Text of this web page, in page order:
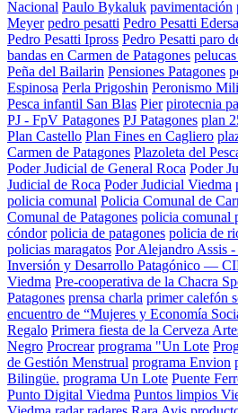
Nacional Paulo Bykaluk pavimentación
Meyer pedro pesatti Pedro Pesatti Edersa
Pedro Pesatti Ipross Pedro Pesatti paro
bandas en Carmen de Patagones
Peña del Bailarin Pensiones Patagones
Espinosa Perla Prigoshin Peronismo
Pesca infantil San Blas Pier pirotecnia
PJ - FpV Patagones PJ Patagones plan
Plan Castello Plan Fines en Cagliero
Carmen de Patagones Plazoleta del
Poder Judicial de General Roca Poder
Judicial de Roca Poder Judicial Viedma
policia comunal Policia Comunal de
Comunal de Patagones policia comunal
cóndor policia de patagones policia de
policias maragatos Por Alejandro Assis
Inversión y Desarrollo Patagónico —
Viedma Pre-cooperativa de la Chacra
Patagones prensa charla primer calefón
encuentro de “Mujeres y Economía
Regalo Primera fiesta de la Cerveza
Negro Procrear programa "Un Lote
de Gestión Menstrual programa Envion
Bilingüe. programa Un Lote Puente
Punto Digital Viedma Puntos limpios